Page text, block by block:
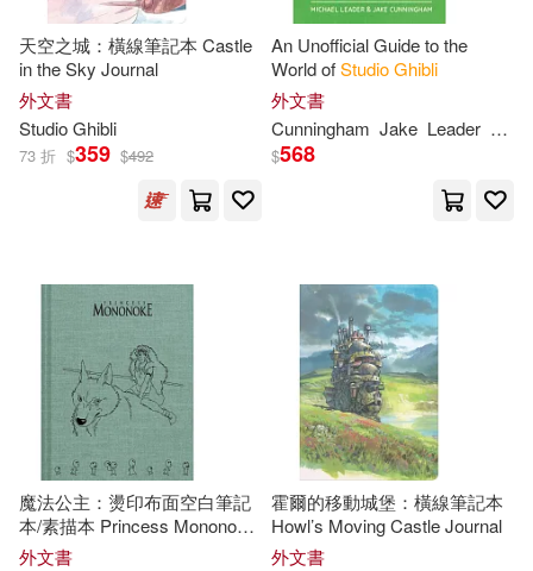
天空之城：橫線筆記本 Castle
in the Sky Journal
外文書
StudioGhibli
73 折 $359 $492
An Unofficial Guide to the
World ofStudioGhibli
外文書
Cunningham Jake Leader
$568
魔法公主：燙印布面空白筆記
本/素描本 Princess Mononoke
Sketchbook
外文書
霍爾的移動城堡：橫線筆記本
Howl’s Moving Castle Journal
外文書